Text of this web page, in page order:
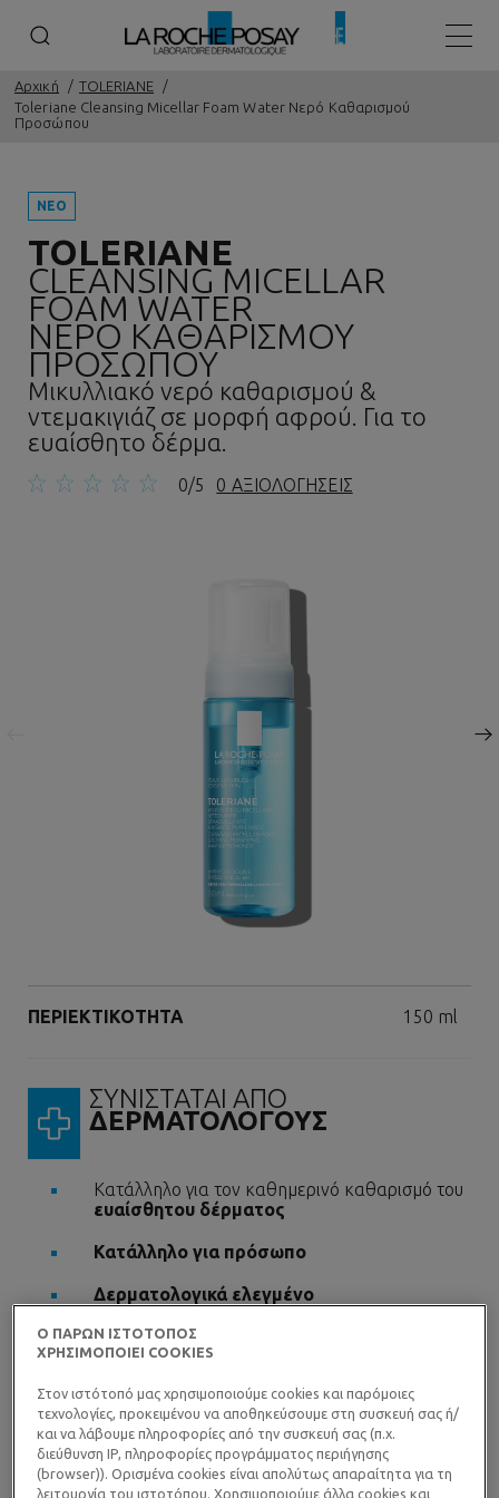
Αρχική
TOLERIANE
Toleriane Cleansing Micellar Foam Water Νερό Καθαρισμού
Προσώπου
ΝΕΟ
TOLERIANE
CLEANSING MICELLAR
FOAM WATER
ΝΕΡΟ ΚΑΘΑΡΙΣΜΟΥ
ΠΡΟΣΩΠΟΥ
Μικυλλιακό νερό καθαρισμού &
ντεμακιγιάζ σε μορφή αφρού. Για το
ευαίσθητο δέρμα.
0/5 0 ΑΞΙΟΛΟΓΗΣΕΙΣ
Επόμενος πίνακας
ΠΕΡΙΕΚΤΙΚΟΤΗΤΑ Volume
150 ml
ΣΥΝΙΣΤΑΤΑΙ ΑΠΟ
ΔΕΡΜΑΤΟΛΟΓΟΥΣ
Κατάλληλο για τον καθημερινό καθαρισμό του
ευαίσθητου δέρματος
Κατάλληλο για πρόσωπο
Δερματολογικά ελεγμένο
ΑΠΟΔΕΔΕΙΓΜΕΝΑ
ΟΦΕΛΗ
Ο ΠΑΡΩΝ ΙΣΤΟΤΟΠΟΣ
ΧΡΗΣΙΜΟΠΟΙΕΙ COOKIES
Στον ιστότοπό μας χρησιμοποιούμε cookies και παρόμοιες
τεχνολογίες, προκειμένου να αποθηκεύσουμε στη συσκευή σας ή/
και να λάβουμε πληροφορίες από την συσκευή σας (π.χ.
διεύθυνση IP, πληροφορίες προγράμματος περιήγησης
(browser)). Ορισμένα cookies είναι απολύτως απαραίτητα για τη
λειτουργία του ιστοτόπου. Χρησιμοποιούμε άλλα cookies και